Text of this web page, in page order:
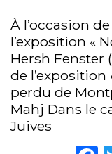
À l’occasion
l’exposition «
Hersh Fenster
de
perdu de
Mahj Dans le
Juives